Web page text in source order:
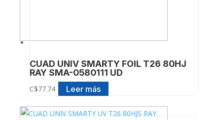
CUAD UNIV SMARTY FOIL T26 80HJ
RAY SMA-0580111 UD
C$77.74 Leer más